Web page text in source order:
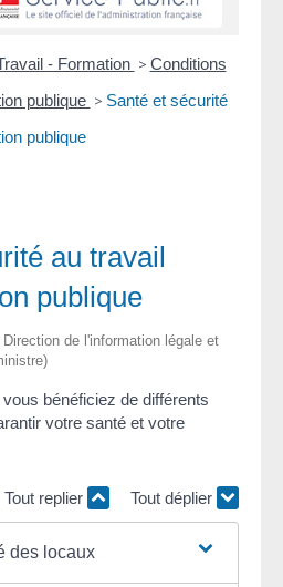
- Formation > Conditions
publique > Santé et sécurité
publique
au travail
publique
de l'information légale et
bénéficiez de différents
votre santé et votre
Tout replier Tout déplier
des locaux